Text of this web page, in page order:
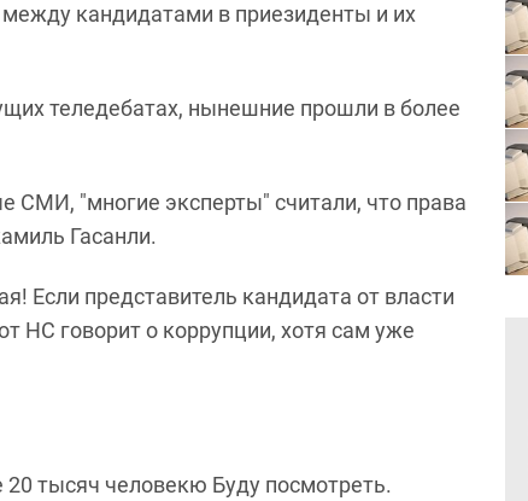
между кандидатами в приезиденты и их
теледебатах, нынешние прошли в более
СМИ, "многие эксперты" считали, что права
Гасанли.
Если представитель кандидата от власти
НС говорит о коррупции, хотя сам уже
тысяч человекю Буду посмотреть.